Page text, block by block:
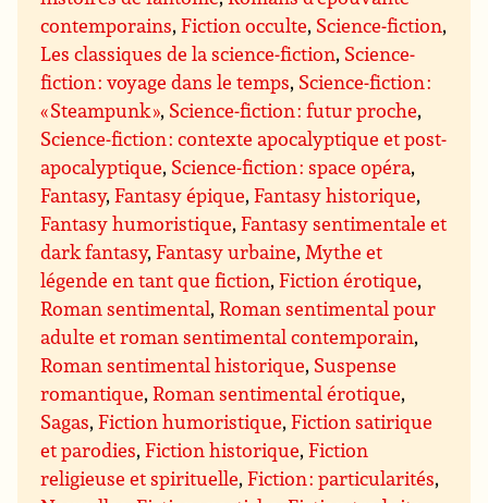
contemporains,Fiction occulte, Science-fiction,
Les classiques de la science-fiction, Science-
fiction : voyage dans le temps, Science-fiction :
« Steampunk », Science-fiction : futur proche,
Science-fiction : contexte apocalyptique et post-
apocalyptique, Science-fiction : space opéra,
Fantasy,Fantasy épique,Fantasy historique,
Fantasy humoristique,Fantasy sentimentale et
dark fantasy,Fantasy urbaine,Mythe et
légende en tant que fiction,Fiction érotique,
Roman sentimental,Roman sentimental pour
adulte et roman sentimental contemporain,
Roman sentimental historique, Suspense
romantique,Roman sentimental érotique,
Sagas,Fiction humoristique,Fiction satirique
et parodies,Fiction historique,Fiction
religieuse et spirituelle,Fiction : particularités,